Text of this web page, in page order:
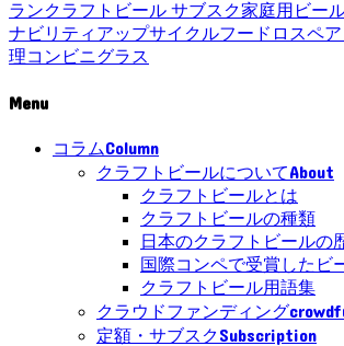
ランクラフトビール サブスク家庭用ビー
ナビリティ アップサイクルフードロスペ
理コンビニグラス
Menu
コラムColumn
クラフトビールについてAbout
クラフトビールとは
クラフトビールの種類
日本のクラフトビールの
国際コンペで受賞したビ
クラフトビール用語集
クラウドファンディング
定額・サブスクSubscription